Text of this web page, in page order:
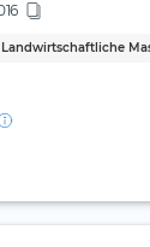
Landwirtschaftliche